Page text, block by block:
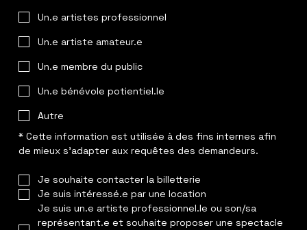
Un.e artistes professionnel
Un.e artiste amateur.e
Un.e membre du public
Un.e bénévole potientiel.le
Autre
* Cette information est utilisée à des fins internes afin
de mieux s'adapter aux requêtes des demandeurs.
Je souhaite contacter la billetterie
Je suis intéressé.e par une location
Je suis un.e artiste professionnel.le ou son/sa
représentant.e et souhaite proposer une spectacle